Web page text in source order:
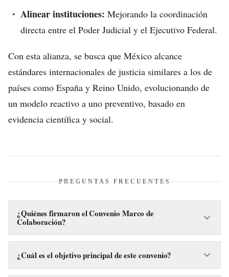
Alinear instituciones: Mejorando la coordinación
directa entre el Poder Judicial y el Ejecutivo Federal.
Con esta alianza, se busca que México alcance
estándares internacionales de justicia similares a los de
países como España y Reino Unido, evolucionando de
un modelo reactivo a uno preventivo, basado en
evidencia científica y social.
PREGUNTAS FRECUENTES
¿Quiénes firmaron el Convenio Marco de
Colaboración?
El convenio fue firmado entre la SCJN y la Secretaría de las
Mujeres, con la participación de Citlalli Hernández, el
¿Cuál es el objetivo principal de este convenio?
El objetivo es garantizar que la ley se aplique con